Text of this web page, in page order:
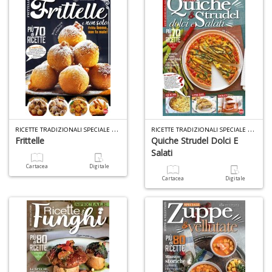
R
ICETTE TRADIZIONALI SPECIALE N.10
Frittelle
Cartacea Digitale
R
ICETTE TRADIZIONALI SPECIALE N.11
Quiche Strudel Dolci E
Salati
Cartacea Digitale